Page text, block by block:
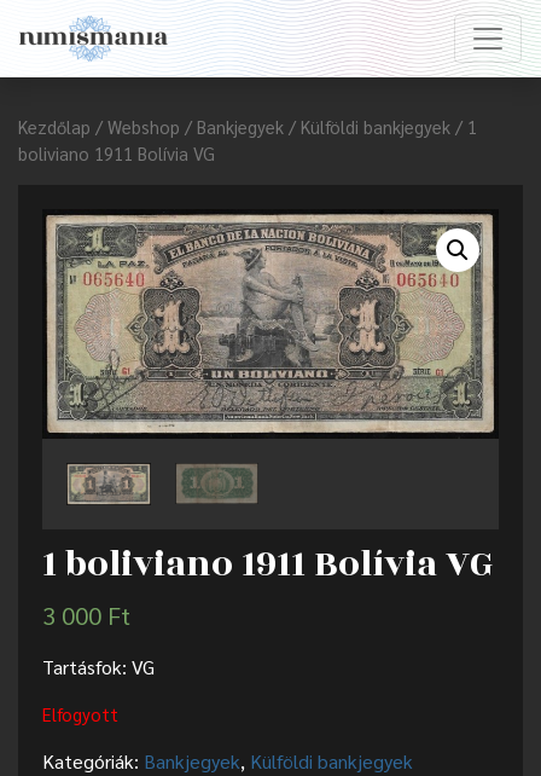
Kezdőlap / Webshop / Bankjegyek / Külföldi bankjegyek / 1
boliviano 1911 Bolívia VG
1 boliviano 1911 Bolívia VG
3 000 Ft
Tartásfok: VG
Elfogyott
Kategóriák: Bankjegyek, Külföldi bankjegyek